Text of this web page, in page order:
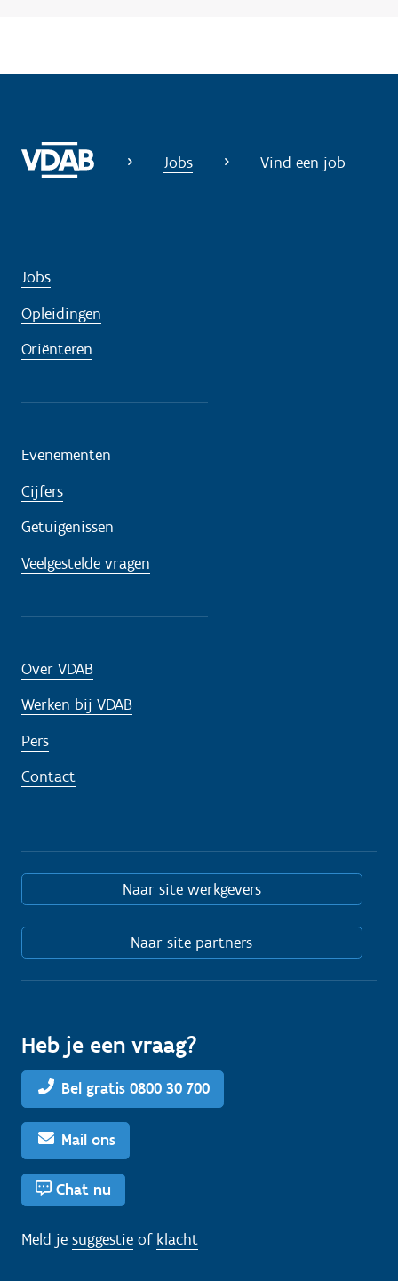
Jobs Vind een job
Jobs
Opleidingen
Oriënteren
Evenementen
Cijfers
Getuigenissen
Veelgestelde vragen
Over VDAB
Werken bij VDAB
Pers
Contact
Naar site werkgevers
Naar site partners
Heb je een vraag?
Bel gratis 0800 30 700
Mail ons
Chat nu
Meld je suggestie of klacht